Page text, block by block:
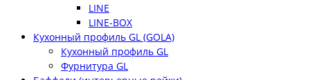
LINE
LINE-BOX
Кухонный профиль GL (GOLA)
Кухонный профиль GL
Фурнитура GL